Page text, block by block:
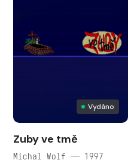
Vydáno
Zuby ve tmě
Michal Wolf — 1997